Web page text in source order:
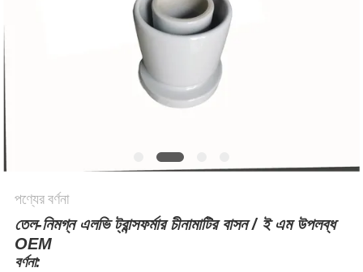
পণ্যের বর্ণনা
তেল-নিমগ্ন এলভি ট্রান্সফর্মার চীনামাটির বাসন / ই এম উপলব্ধ
OEM
বর্ণনা: